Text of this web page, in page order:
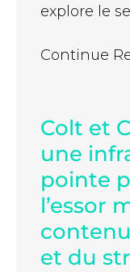
explore le
Continue
Colt et
une
pointe
l’essor
et du